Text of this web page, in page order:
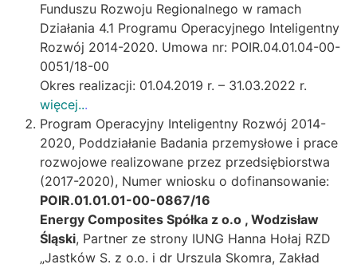
Funduszu Rozwoju Regionalnego w ramach
Działania 4.1 Programu Operacyjnego Inteligentny
Rozwój 2014-2020. Umowa nr: POIR.04.01.04-00-
0051/18-00
Okres realizacji: 01.04.2019 r. – 31.03.2022 r.
więcej...
Program Operacyjny Inteligentny Rozwój 2014-
2020, Poddziałanie Badania przemysłowe i prace
rozwojowe realizowane przez przedsiębiorstwa
(2017-2020), Numer wniosku o dofinansowanie:
POIR.01.01.01-00-0867/16
Energy Composites Spółka z o.o , Wodzisław
Śląski, Partner ze strony IUNG Hanna Hołaj RZD
„Jastków S. z o.o. i dr Urszula Skomra, Zakład